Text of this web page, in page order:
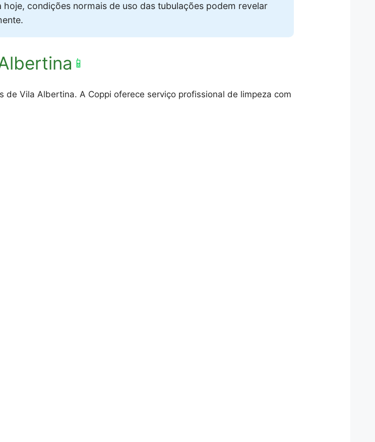
hoje, condições normais de uso das tubulações podem revelar
📱
de Vila Albertina. A Coppi oferece serviço profissional de limpeza com